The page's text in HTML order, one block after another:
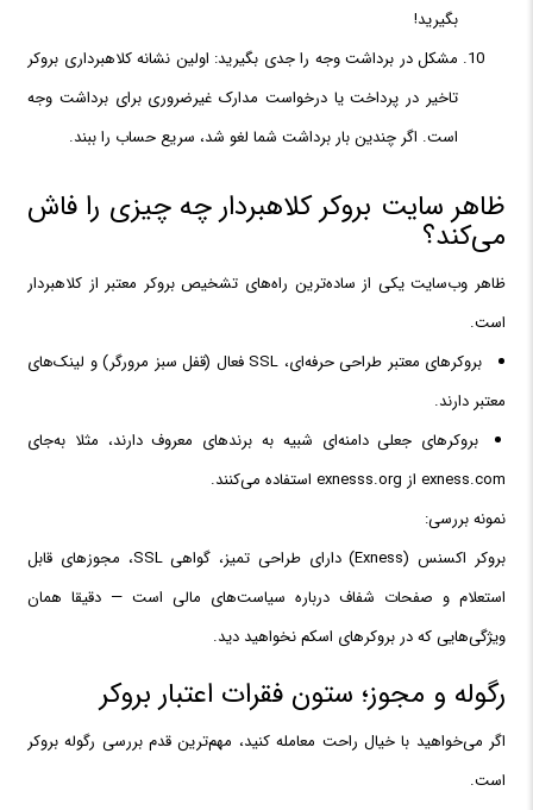
بگیرید!
مشکل در برداشت وجه را جدی بگیرید: اولین نشانه کلاهبرداری بروکر
تاخیر در پرداخت یا درخواست مدارک غیرضروری برای برداشت وجه
است. اگر چندین بار برداشت شما لغو شد، سریع حساب را ببند.
ظاهر سایت بروکر کلاهبردار چه چیزی را فاش
می‌کند؟
ظاهر وب‌سایت یکی از ساده‌ترین راه‌های تشخیص بروکر معتبر از کلاهبردار
است.
بروکرهای معتبر طراحی حرفه‌ای، SSL فعال (قفل سبز مرورگر) و لینک‌های
معتبر دارند.
بروکرهای جعلی دامنه‌ای شبیه به برندهای معروف دارند، مثلا به‌جای
exness.com از exnesss.org استفاده می‌کنند.
نمونه بررسی:
بروکر اکسنس (Exness) دارای طراحی تمیز، گواهی SSL، مجوزهای قابل
استعلام و صفحات شفاف درباره سیاست‌های مالی است — دقیقا همان
ویژگی‌هایی که در بروکرهای اسکم نخواهید دید.
رگوله و مجوز؛ ستون فقرات اعتبار بروکر
اگر می‌خواهید با خیال راحت معامله کنید، مهم‌ترین قدم بررسی رگوله بروکر
است.